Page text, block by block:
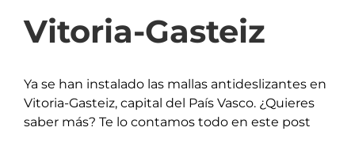
Vitoria-Gasteiz
Ya se han instalado las mallas antideslizantes en
Vitoria-Gasteiz, capital del País Vasco. ¿Quieres
saber más? Te lo contamos todo en este post